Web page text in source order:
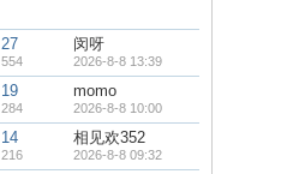
27
554
闵呀
2026-8-8 13:39
19
284
momo
2026-8-8 10:00
14
216
相见欢352
2026-8-8 09:32